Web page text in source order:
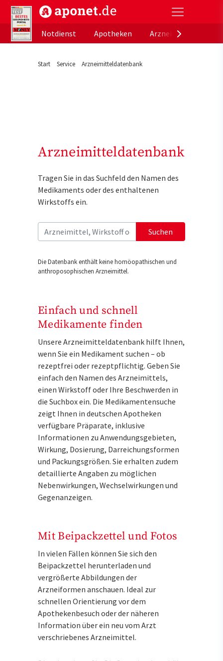
aponet.de - Das offizielle Gesundheitsportal der
Notdienst
Apotheken
Start Service Arzneimitteldatenbank
Arzneimitteldatenbank
Tragen Sie in das Suchfeld den Namen des
Medikaments oder des enthaltenen
Wirkstoffs ein.
Suchen
Die Datenbank enthält keine homöopathischen und
anthroposophischen Arzneimittel.
Einfach und schnell
Medikamente finden
Unsere Arzneimitteldatenbank hilft Ihnen,
wenn Sie ein Medikament suchen – ob
rezeptfrei oder rezeptpflichtig. Geben Sie
einfach den Namen des Arzneimittels,
einen Wirkstoff oder Ihre Beschwerden in
die Suchbox ein. Die Medikamentensuche
zeigt Ihnen in deutschen Apotheken
verfügbare Präparate, inklusive
Informationen zu Anwendungsgebieten,
Wirkung, Dosierung, Darreichungsformen
und Packungsgrößen. Sie erhalten zudem
detaillierte Angaben zu möglichen
Nebenwirkungen, Wechselwirkungen und
Gegenanzeigen.
Mit Beipackzettel und Fotos
In vielen Fällen können Sie sich den
Beipackzettel herunterladen und
vergrößerte Abbildungen der
Arzneiformen anschauen. Ideal zur
schnellen Orientierung vor dem
Apothekenbesuch oder der näheren
Information über ein neu vom Arzt
verschriebenes Arzneimittel.